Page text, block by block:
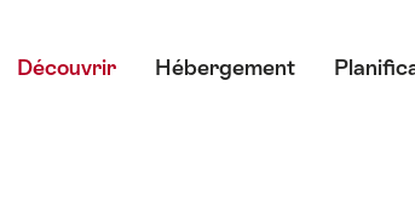
Découvrir Hébergement